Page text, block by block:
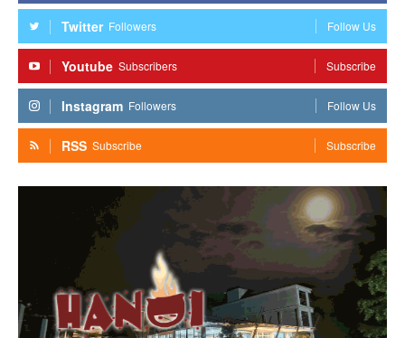
Twitter Followers Follow Us
Youtube Subscribers Subscribe
Instagram Followers Follow Us
RSS Subscribe Subscribe